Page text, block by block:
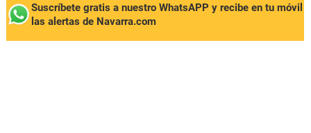
Suscríbete gratis a nuestro WhatsAPP y recibe en tu móvil
las alertas de Navarra.com